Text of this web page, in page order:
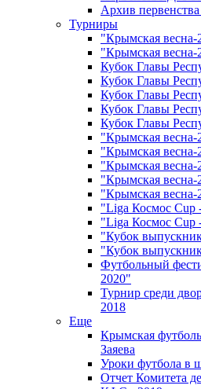
Архив
Турниры
"Крымская весна-
"Крымская весна-
Кубок Главы
Кубок Главы
Кубок Главы
Кубок Главы
Кубок Главы
"Крымская весна-
"Крымская весна-
"Крымская весна-
"Крымская весна-
"Крымская весна-
"Liga Космос Cup
"Liga Космос Cup
"Кубок
"Кубок
Футбольный
2020"
Турнир среди
2018
Еще
Крымская
Заяева
Уроки футбола в
Отчет Комитета